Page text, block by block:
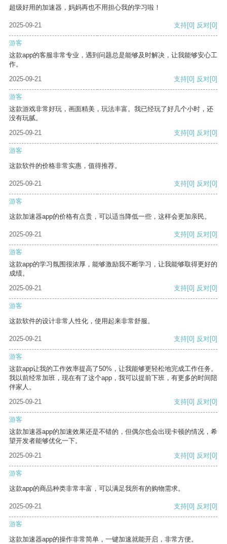
超级好用的加速器，妈妈再也不用担心我的学习啦！
2025-09-21 支持[0] 反对[0]
游客
这款app的客服非常专业，遇到问题总是能够及时解决，让我能够安心工
作。
2025-09-21
支持[0] 反对[0]
游客
这款游戏非常好玩，画面精美，玩法丰富。我已经玩了好几个小时，还
没有玩腻。
2025-09-21
支持[0] 反对[0]
游客
这款软件的价格非常实惠，值得推荐。
2025-09-21 支持[0] 反对[0]
游客
这款加速器app的价格有点贵，可以适当降低一些，这样会更加亲民。
2025-09-21 支持[0] 反对[0]
游客
这款app的学习氛围很浓厚，能够激励我不断学习，让我能够取得更好的
成绩。
2025-09-21
支持[0] 反对[0]
游客
这款软件的设计非常人性化，使用起来非常舒服。
2025-09-21 支持[0] 反对[0]
游客
这款app让我的工作效率提高了50%，让我能够更轻松地完成工作任务。
我以前经常加班，现在有了这个app，我可以提前下班，有更多的时间陪
伴家人。
2025-09-21
支持[0] 反对[0]
游客
这款加速器app的加速效果还是不错的，但偶尔也会出现卡顿的情况，希
望开发者能够优化一下。
2025-09-21
支持[0] 反对[0]
游客
这款app的商品种类非常丰富，可以满足我所有的购物需求。
2025-09-21 支持[0] 反对[0]
游客
这款加速器app的操作非常简单，一键加速就能开启，非常方便。